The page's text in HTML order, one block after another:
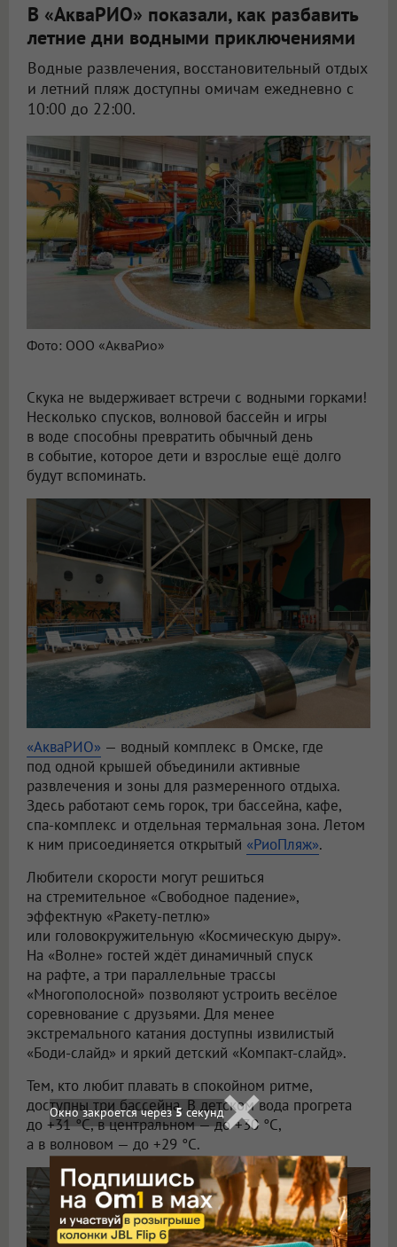
В «АкваРИО» показали, как разбавить
летние дни водными приключениями
Водные развлечения, восстановительный отдых
и летний пляж доступны омичам ежедневно с
10:00 до 22:00.
Фото: ООО «АкваРио»
Скука не выдерживает встречи с водными горками!
Несколько спусков, волновой бассейн и игры
в воде способны превратить обычный день
в событие, которое дети и взрослые ещё долго
будут вспоминать.
«АкваРИО» — водный комплекс в Омске, где
под одной крышей объединили активные
развлечения и зоны для размеренного отдыха.
Здесь работают семь горок, три бассейна, кафе,
спа-комплекс и отдельная термальная зона. Летом
к ним присоединяется открытый «РиоПляж».
Любители скорости могут решиться
на стремительное «Свободное падение»,
эффектную «Ракету-петлю»
или головокружительную «Космическую дыру».
На «Волне» гостей ждёт динамичный спуск
на рафте, а три параллельные трассы
«Многополосной» позволяют устроить весёлое
соревнование с друзьями. Для менее
экстремального катания доступны извилистый
«Боди-слайд» и яркий детский «Компакт-слайд».
Тем, кто любит плавать в спокойном ритме,
доступны три бассейна. В детском вода прогрета
до +31 °C, в центральном — до +30 °C,
а в волновом — до +29 °C.
Окно закроется через2 секунд